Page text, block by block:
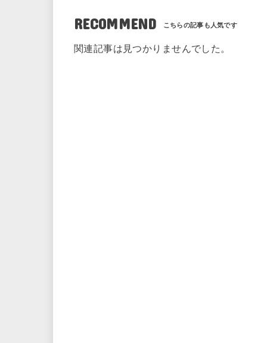
RECOMMEND
関連記事は見つかりませんでした。